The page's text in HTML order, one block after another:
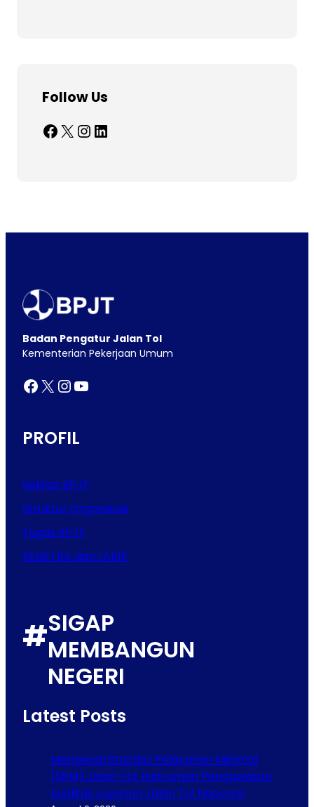
Follow Us
Facebook X InstagramLinkedIn
Badan Pengatur Jalan Tol
Kementerian Pekerjaan Umum
Facebook X InstagramYouTube
PROFIL
Sekilas BPJT
Struktur Organisasi
Tugas BPJT
RENSTRA dan LAKIP
#SIGAP
MEMBANGUN
NEGERI
Latest Posts
Mengenal Standar Pelayanan Minimal
(SPM) Jalan Tol: Instrumen Pengawasan
Kualitas Layanan Jalan Tol Nasional